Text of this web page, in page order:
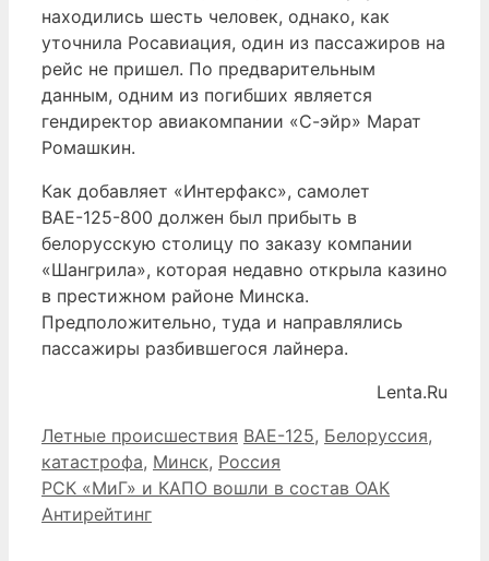
находились шесть человек, однако, как
уточнила Росавиация, один из пассажиров на
рейс не пришел. По предварительным
данным, одним из погибших является
гендиректор авиакомпании «С-эйр» Марат
Ромашкин.
Как добавляет «Интерфакс», самолет
ВАЕ-125-800 должен был прибыть в
белорусскую столицу по заказу компании
«Шангрила», которая недавно открыла казино
в престижном районе Минска.
Предположительно, туда и направлялись
пассажиры разбившегося лайнера.
Lenta.Ru
Рубрики
Летные происшествия Метки
BAE-125, Белоруссия,
катастрофа, Минск, Россия
РСК «МиГ» и КАПО вошли в состав ОАК
Антирейтинг